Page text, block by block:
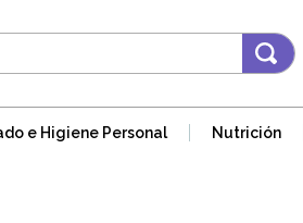
e Higiene Personal Nutrición